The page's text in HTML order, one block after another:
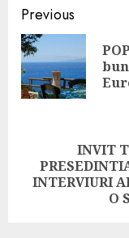
Continue
Reading
Previous
Next
post:
INVIT
INTERVIURI
O